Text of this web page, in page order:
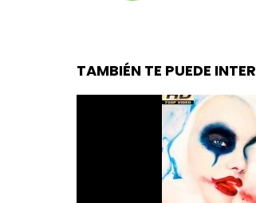
TAMBIÉN TE PUEDE